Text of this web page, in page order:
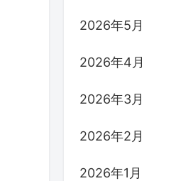
2026年5月
2026年4月
2026年3月
2026年2月
2026年1月